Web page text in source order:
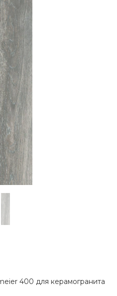
400 для керамогранита